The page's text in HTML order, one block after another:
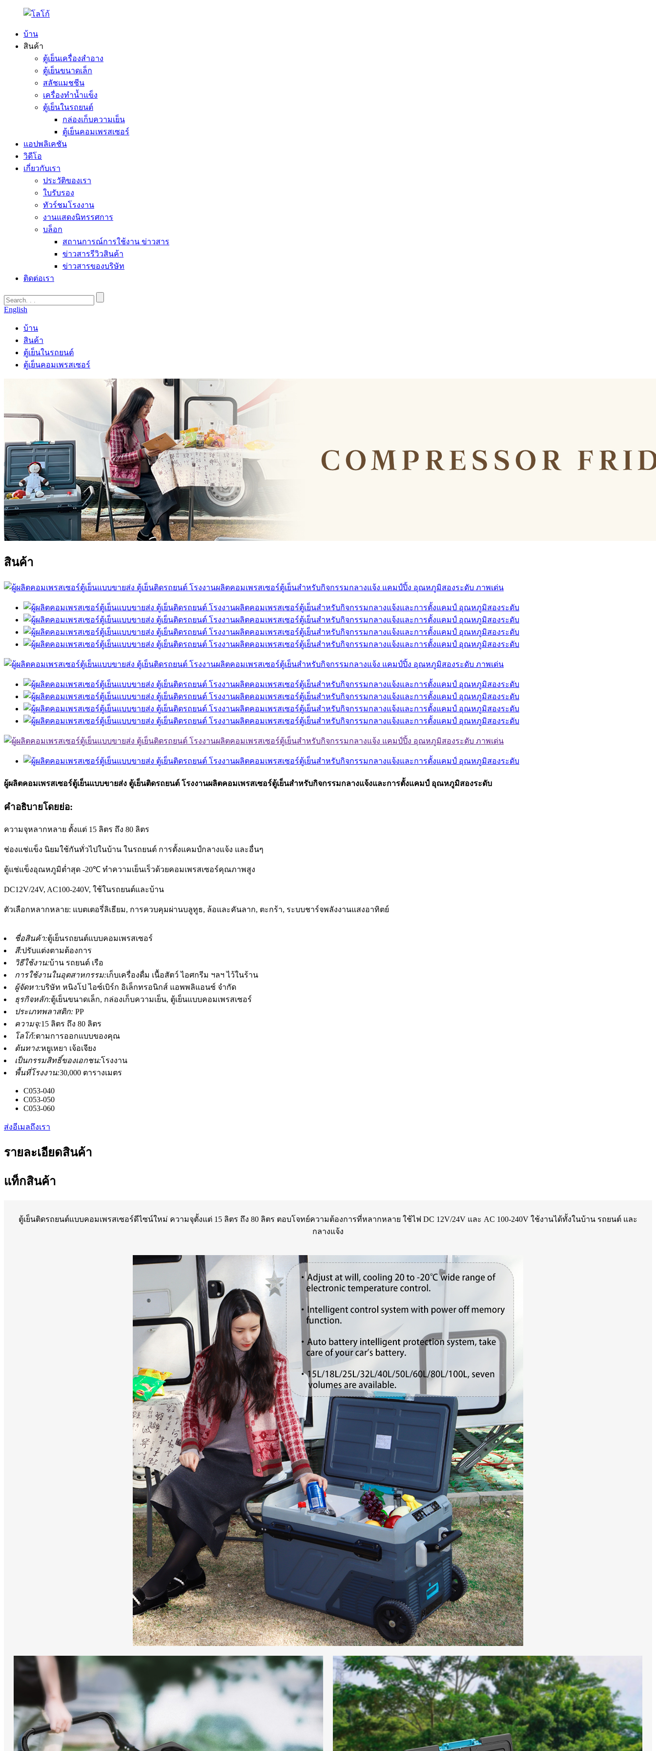
บ้าน
สินค้า
ตู้เย็นเครื่องสำอาง
ตู้เย็นขนาดเล็ก
สลัชแมชชีน
เครื่องทำน้ำแข็ง
ตู้เย็นในรถยนต์
กล่องเก็บความเย็น
ตู้เย็นคอมเพรสเซอร์
แอปพลิเคชัน
วิดีโอ
เกี่ยวกับเรา
ประวัติของเรา
ใบรับรอง
ทัวร์ชมโรงงาน
งานแสดงนิทรรศการ
บล็อก
สถานการณ์การใช้งาน ข่าวสาร
ข่าวสารรีวิวสินค้า
ข่าวสารของบริษัท
ติดต่อเรา
English
บ้าน
สินค้า
ตู้เย็นในรถยนต์
ตู้เย็นคอมเพรสเซอร์
สินค้า
ผู้ผลิตคอมเพรสเซอร์ตู้เย็นแบบขายส่ง ตู้เย็นติดรถยนต์ โรงงานผลิตคอมเพรสเซอร์ตู้เย็นสำหรับกิจกรรมกลางแจ้งและการตั้งแคมป์ อุณหภูมิสองระดับ
คำอธิบายโดยย่อ:
ความจุหลากหลาย ตั้งแต่ 15 ลิตร ถึง 80 ลิตร
ช่องแช่แข็ง นิยมใช้กันทั่วไปในบ้าน ในรถยนต์ การตั้งแคมป์กลางแจ้ง และอื่นๆ
ตู้แช่แข็งอุณหภูมิต่ำสุด -20℃ ทำความเย็นเร็วด้วยคอมเพรสเซอร์คุณภาพสูง
DC12V/24V, AC100-240V, ใช้ในรถยนต์และบ้าน
ตัวเลือกหลากหลาย: แบตเตอรี่ลิเธียม, การควบคุมผ่านบลูทูธ, ล้อและคันลาก, ตะกร้า, ระบบชาร์จพลังงานแสงอาทิตย์
ชื่อสินค้า:ตู้เย็นรถยนต์แบบคอมเพรสเซอร์
สี:ปรับแต่งตามต้องการ
วิธีใช้งาน:บ้าน รถยนต์ เรือ
การใช้งานในอุตสาหกรรม:เก็บเครื่องดื่ม เนื้อสัตว์ ไอศกรีม ฯลฯ ไว้ในร้าน
ผู้จัดหา:บริษัท หนิงโป ไอซ์เบิร์ก อิเล็กทรอนิกส์ แอพพลิแอนซ์ จำกัด
ธุรกิจหลัก:ตู้เย็นขนาดเล็ก, กล่องเก็บความเย็น, ตู้เย็นแบบคอมเพรสเซอร์
ประเภทพลาสติก: PP
ความจุ:15 ลิตร ถึง 80 ลิตร
โลโก้:ตามการออกแบบของคุณ
ต้นทาง:หยูเหยา เจ้อเจียง
เป็นกรรมสิทธิ์ของเอกชน:โรงงาน
พื้นที่โรงงาน:30,000 ตารางเมตร
C053-040
C053-050
C053-060
ส่งอีเมลถึงเรา
รายละเอียดสินค้า
แท็กสินค้า
ตู้เย็นติดรถยนต์แบบคอมเพรสเซอร์ดีไซน์ใหม่ ความจุตั้งแต่ 15 ลิตร ถึง 80 ลิตร ตอบโจทย์ความต้องการที่หลากหลาย ใช้ไฟ DC 12V/24V และ AC 100-240V ใช้งานได้ทั้งในบ้าน รถยนต์ และ
กลางแจ้ง